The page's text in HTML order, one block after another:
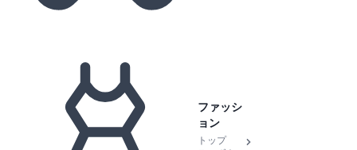
ファッシ
ョン
トップ